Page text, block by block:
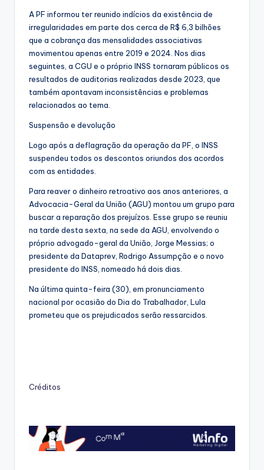
A PF informou ter reunido indícios da existência de
irregularidades em parte dos cerca de R$ 6,3 bilhões
que a cobrança das mensalidades associativas
movimentou apenas entre 2019 e 2024. Nos dias
seguintes, a CGU e o próprio INSS tornaram públicos os
resultados de auditorias realizadas desde 2023, que
também apontavam inconsistências e problemas
relacionados ao tema.
Suspensão e devolução
Logo após a deflagração da operação da PF, o INSS
suspendeu todos os descontos oriundos dos acordos
com as entidades.
Para reaver o dinheiro retroativo aos anos anteriores, a
Advocacia-Geral da União (AGU) montou um grupo para
buscar a reparação dos prejuízos. Esse grupo se reuniu
na tarde desta sexta, na sede da AGU, envolvendo o
próprio advogado-geral da União, Jorge Messias; o
presidente da Dataprev, Rodrigo Assumpção e o novo
presidente do INSS, nomeado há dois dias.
Na última quinta-feira (30), em pronunciamento
nacional por ocasião do Dia do Trabalhador, Lula
prometeu que os prejudicados serão ressarcidos.
Créditos